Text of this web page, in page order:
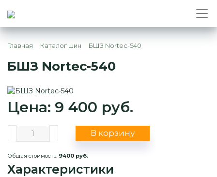
Главная Каталог шин БШЗ Nortec-540
БШЗ Nortec-540
Цена: 9 400 руб.
В корзину
Общая стоимость: 9400 руб.
Характеристики